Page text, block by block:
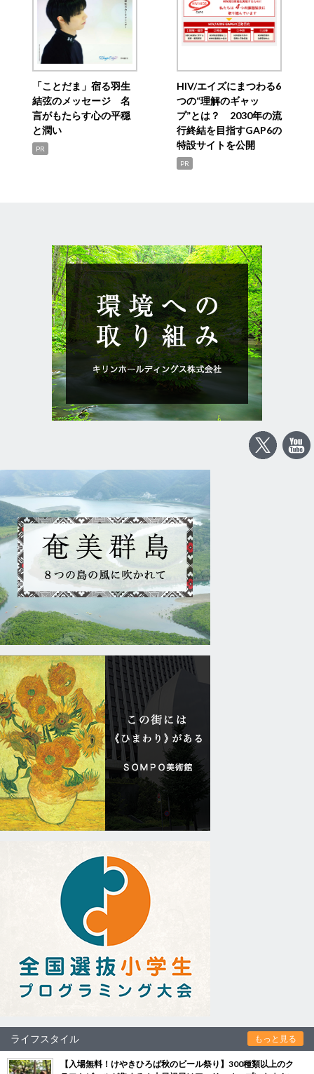
「ことだま」宿る羽生
結弦のメッセージ 名
言がもたらす心の平穏
と潤い
PR
HIV/エイズにまつわる6
つの“理解のギャッ
プ”とは？ 2030年の流
行終結を目指すGAP6の
特設サイトを公開
PR
ライフスタイル もっと見る
【入場無料！けやきひろば秋のビール祭り】300種類以上のク